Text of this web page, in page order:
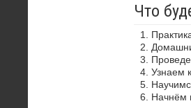
Что
Узнаем
Начнём